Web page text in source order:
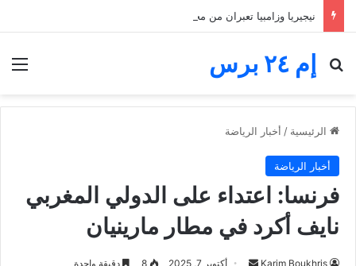
إم ٢٤ برس
بحث عن
الرئيسية / أخبار الرياضة
أخبار الرياضة
فرنسا: اعتداء على الدولي المغربي
نايف أكرد في مطار مارينيان
Karim Boukhris
أرسل أكتوبر 7, 2025 8 دقيقة واحدة